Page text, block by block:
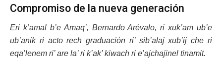
Compromiso de la nueva generación
Eri k’amal b’e Amaq’, Bernardo Arévalo, ri xuk’am ub’e
ub’anik ri acto rech graduación ri’ sib’alaj xub’ij che ri
eqa’lenem ri’ are la’ ri k’ak’ kiwach ri e’ajchajinel tinamit.